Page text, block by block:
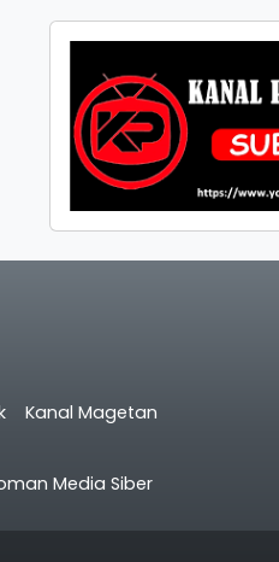
Kanal Magetan
Media Siber